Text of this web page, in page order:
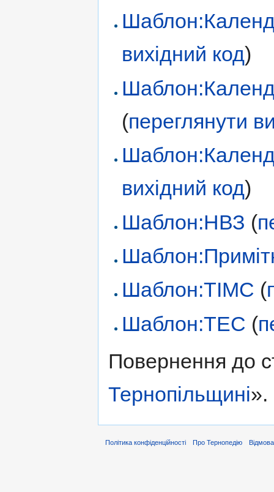
вихідний код)
(переглянути
вихідний код)
Шаблон:НВЗ (
Шаблон:ТІМС (
Шаблон:ТЕС (
Повернення до
Тернопільщині».
Політика конфіденційності Про Тернопедію